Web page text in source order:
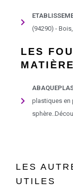
(94290) -
LES
plastiques en
LES
UTILES